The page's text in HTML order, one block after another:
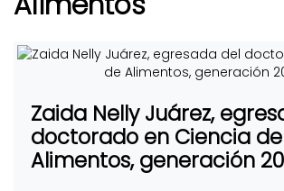
Zaida Nelly Juárez,
doctorado en Ciencia de
Alimentos, generación